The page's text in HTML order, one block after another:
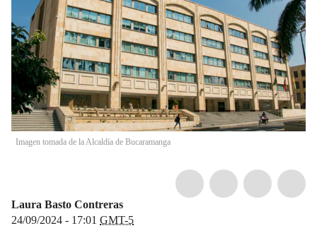
Imagen tomada de la Alcaldía de Bucaramanga
Laura Basto Contreras
24/09/2024 - 17:01 GMT-5